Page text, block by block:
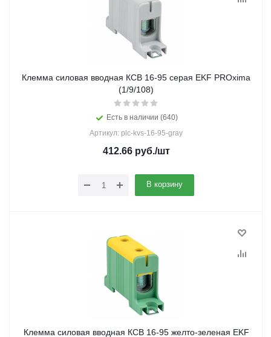
Клемма силовая вводная КСВ 16-95 серая EKF PROxima
(1/9/108)
Есть в наличии (640)
Артикул: plc-kvs-16-95-gray
412.66руб./шт
В корзину
Клемма силовая вводная КСВ 16-95 желто-зеленая EKF